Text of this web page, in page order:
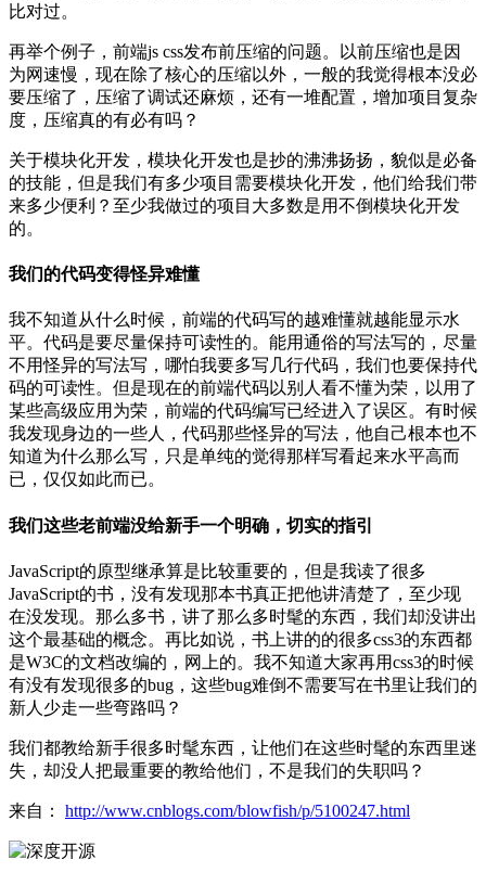
比对过。
再举个例子，前端js css发布前压缩的问题。以前压缩也是因
为网速慢，现在除了核心的压缩以外，一般的我觉得根本没必
要压缩了，压缩了调试还麻烦，还有一堆配置，增加项目复杂
度，压缩真的有必有吗？
关于模块化开发，模块化开发也是抄的沸沸扬扬，貌似是必备
的技能，但是我们有多少项目需要模块化开发，他们给我们带
来多少便利？至少我做过的项目大多数是用不倒模块化开发
的。
我们的代码变得怪异难懂
我不知道从什么时候，前端的代码写的越难懂就越能显示水
平。代码是要尽量保持可读性的。能用通俗的写法写的，尽量
不用怪异的写法写，哪怕我要多写几行代码，我们也要保持代
码的可读性。但是现在的前端代码以别人看不懂为荣，以用了
某些高级应用为荣，前端的代码编写已经进入了误区。有时候
我发现身边的一些人，代码那些怪异的写法，他自己根本也不
知道为什么那么写，只是单纯的觉得那样写看起来水平高而
已，仅仅如此而已。
我们这些老前端没给新手一个明确，切实的指引
JavaScript的原型继承算是比较重要的，但是我读了很多
JavaScript的书，没有发现那本书真正把他讲清楚了，至少现
在没发现。那么多书，讲了那么多时髦的东西，我们却没讲出
这个最基础的概念。再比如说，书上讲的的很多css3的东西都
是W3C的文档改编的，网上的。我不知道大家再用css3的时候
有没有发现很多的bug，这些bug难倒不需要写在书里让我们的
新人少走一些弯路吗？
我们都教给新手很多时髦东西，让他们在这些时髦的东西里迷
失，却没人把最重要的教给他们，不是我们的失职吗？
来自： http://www.cnblogs.com/blowfish/p/5100247.html